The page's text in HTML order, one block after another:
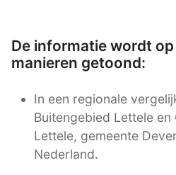
De informatie wordt
manieren getoond:
In een regionale
Buitengebied Lettele
Lettele, gemeente
Nederland.